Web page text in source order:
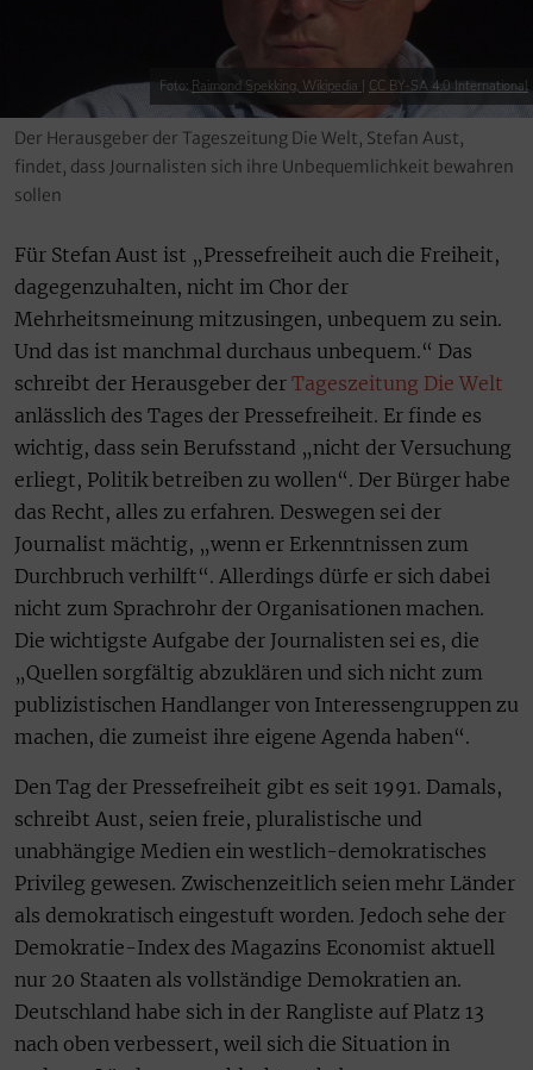
Foto: Raimond Spekking, Wikipedia CC BY-SA 4.0 International
Der Herausgeber der Tageszeitung Die Welt, Stefan Aust,
findet, dass Journalisten sich ihre Unbequemlichkeit bewahren
sollen
Für Stefan Aust ist „Pressefreiheit auch die Freiheit,
dagegenzuhalten, nicht im Chor der
Mehrheitsmeinung mitzusingen, unbequem zu sein.
Und das ist manchmal durchaus unbequem.“ Das
schreibt der Herausgeber der Tageszeitung Die Welt
anlässlich des Tages der Pressefreiheit. Er finde es
wichtig, dass sein Berufsstand „nicht der Versuchung
erliegt, Politik betreiben zu wollen“. Der Bürger habe
das Recht, alles zu erfahren. Deswegen sei der
Journalist mächtig, „wenn er Erkenntnissen zum
Durchbruch verhilft“. Allerdings dürfe er sich dabei
nicht zum Sprachrohr der Organisationen machen.
Die wichtigste Aufgabe der Journalisten sei es, die
„Quellen sorgfältig abzuklären und sich nicht zum
publizistischen Handlanger von Interessengruppen zu
machen, die zumeist ihre eigene Agenda haben“.
Den Tag der Pressefreiheit gibt es seit 1991. Damals,
schreibt Aust, seien freie, pluralistische und
unabhängige Medien ein westlich-demokratisches
Privileg gewesen. Zwischenzeitlich seien mehr Länder
als demokratisch eingestuft worden. Jedoch sehe der
Demokratie-Index des Magazins Economist aktuell
nur 20 Staaten als vollständige Demokratien an.
Deutschland habe sich in der Rangliste auf Platz 13
nach oben verbessert, weil sich die Situation in